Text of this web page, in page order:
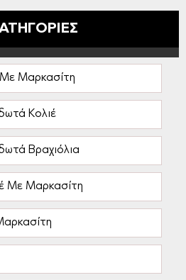
Με Μαρκασίτη
Κολιέ
Βραχιόλια
Με Μαρκασίτη